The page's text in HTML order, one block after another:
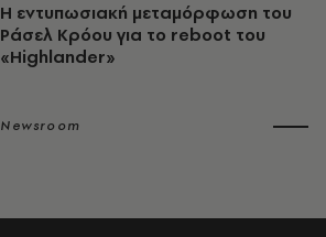
Η εντυπωσιακή μεταμόρφωση του
Ράσελ Κρόου για το reboot του
«Highlander»
Newsroom